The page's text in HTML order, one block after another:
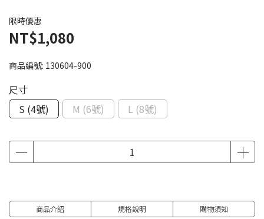
限時優惠
NT$1,080
商品編號: 130604-900
尺寸
S (4號)
M (6號) L (8號)
商品介紹 規格說明 購物須知